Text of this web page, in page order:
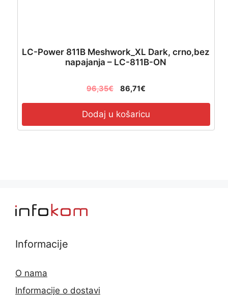
LC-Power 811B Meshwork_XL Dark, crno,bez
napajanja – LC-811B-ON
96,35€ 86,71€
Dodaj u košaricu
Informacije
O nama
Informacije o dostavi